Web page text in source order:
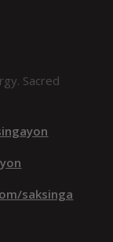
Sacred
saksinga